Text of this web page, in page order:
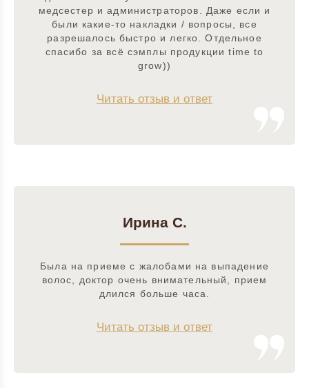
медсестер и администраторов. Даже если и
были какие-то накладки / вопросы, все
разрешалось быстро и легко. Отдельное
спасибо за всё сэмплы продукции time to
grow))
Читать отзыв и ответ
Ирина С.
Была на приеме с жалобами на выпадение
волос, доктор очень внимательный, прием
длился больше часа.
Читать отзыв и ответ